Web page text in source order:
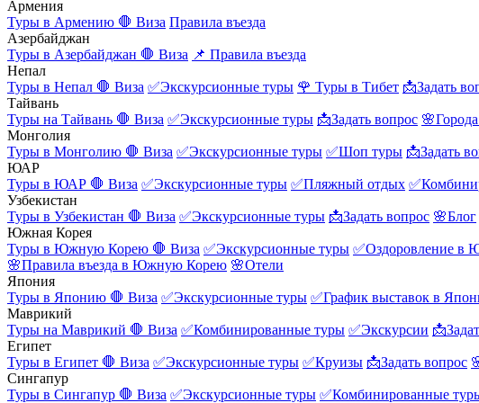
Армения
Туры в Армению 🛑 Виза Правила въезда
Азербайджан
Туры в Азербайджан 🛑 Виза 📌 Правила въезда
Непал
Туры в Непал 🛑 Виза ✅Экскурсионные туры 🌹 Туры в Тибет 📩Задать
Тайвань
Туры на Тайвань 🛑 Виза ✅Экскурсионные туры 📩Задать вопрос
Монголия
Туры в Монголию 🛑 Виза ✅Экскурсионные туры ✅Шоп туры 📩Задать
ЮАР
Туры в ЮАР 🛑 Виза ✅Экскурсионные туры ✅Пляжный отдых
Узбекистан
Туры в Узбекистан 🛑 Виза ✅Экскурсионные туры 📩Задать вопрос 🌸Блог
Южная Корея
Туры в Южную Корею 🛑 Виза ✅Экскурсионные туры ✅Оздоровление в
🌸Правила въезда в Южную Корею 🌸Отели
Япония
Туры в Японию 🛑 Виза ✅Экскурсионные туры ✅График выставок в
Маврикий
Туры на Маврикий 🛑 Виза ✅Комбинированные туры ✅Экскурсии
Египет
Туры в Египет 🛑 Виза ✅Экскурсионные туры ✅Круизы 📩Задать вопрос
Сингапур
Туры в Сингапур 🛑 Виза ✅Экскурсионные туры ✅Комбинированные